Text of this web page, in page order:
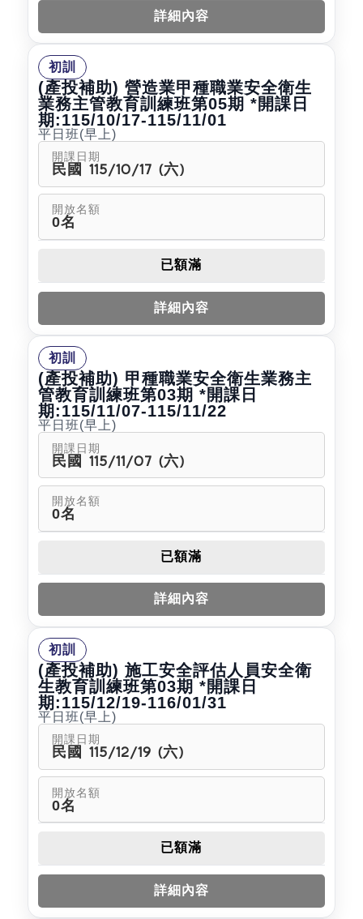
詳細內容
初訓
(產投補助) 營造業甲種職業安全衛生
業務主管教育訓練班第05期 *開課日
期:115/10/17-115/11/01
平日班(早上)
開課日期
民國 115/10/17 (六)
開放名額
0名
已額滿
詳細內容
初訓
(產投補助) 甲種職業安全衛生業務主
管教育訓練班第03期 *開課日
期:115/11/07-115/11/22
平日班(早上)
開課日期
民國 115/11/07 (六)
開放名額
0名
已額滿
詳細內容
初訓
(產投補助) 施工安全評估人員安全衛
生教育訓練班第03期 *開課日
期:115/12/19-116/01/31
平日班(早上)
開課日期
民國 115/12/19 (六)
開放名額
0名
已額滿
詳細內容
記住帳號
記住帳號